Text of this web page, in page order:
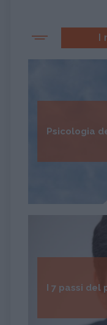
I
Psicologia
I 7 passi del